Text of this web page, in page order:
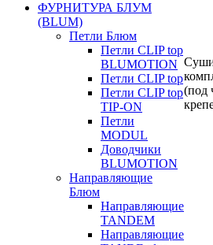
ФУРНИТУРА БЛУМ
(BLUM)
Петли Блюм
Петли CLIP top
BLUMOTION
Петли CLIP top
Петли CLIP top
TIP-ON
Петли
MODUL
Доводчики
BLUMOTION
Направляющие
Блюм
Направляющие
TANDEM
Направляющие
(под